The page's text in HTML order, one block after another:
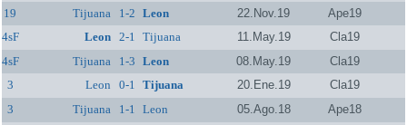
19
Tijuana 1-2 Leon 22.Nov.19
Ape19
4sF
Leon 2-1 Tijuana 11.May.19
Cla19
4sF
Tijuana 1-3 Leon 08.May.19
Cla19
3
Leon 0-1 Tijuana 20.Ene.19
Cla19
3
Tijuana 1-1 Leon 05.Ago.18
Ape18